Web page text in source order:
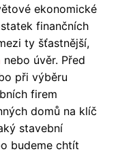
ekonomické
finančních
ty šťastnější,
nebo úvěr. Před
při výběru
firem
domů na klíč
stavební
budeme chtít